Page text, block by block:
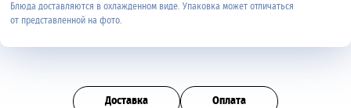
Блюда доставляются в охлажденном виде. Упаковка может отличаться
от представленной на фото.
Доставка Оплата